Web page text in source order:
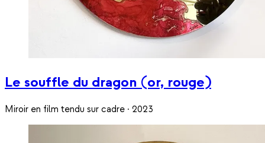
Le souffle du dragon (or, rouge)
Miroir en film tendu sur cadre · 2023